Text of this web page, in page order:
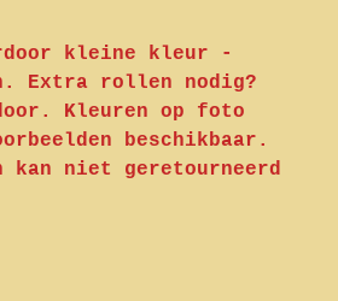
kleine kleur -
Extra rollen nodig?
Kleuren op foto
beschikbaar.
niet geretourneerd